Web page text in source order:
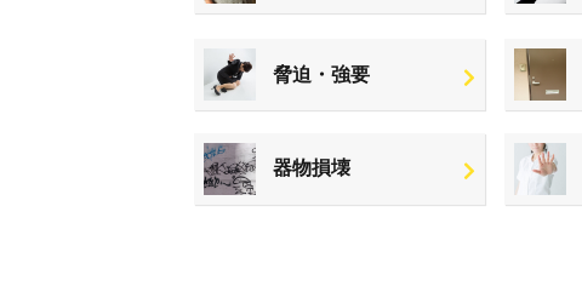
脅迫・強要
器物損壊